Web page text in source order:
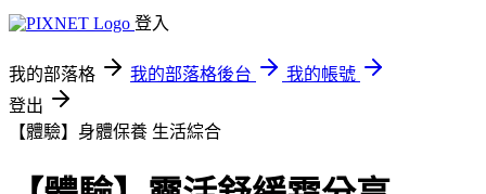
登入
我的部落格 我的部落格後台
我的帳號
登出
【體驗】身體保養 生活綜合